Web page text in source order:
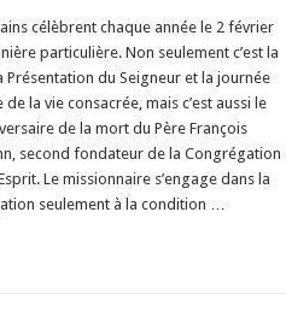
célèbrent chaque année le 2 février
particulière. Non seulement c’est la
Présentation du Seigneur et la journée
la vie consacrée, mais c’est aussi le
de la mort du Père François
second fondateur de la Congrégation
Le missionnaire s’engage dans la
seulement à la condition …